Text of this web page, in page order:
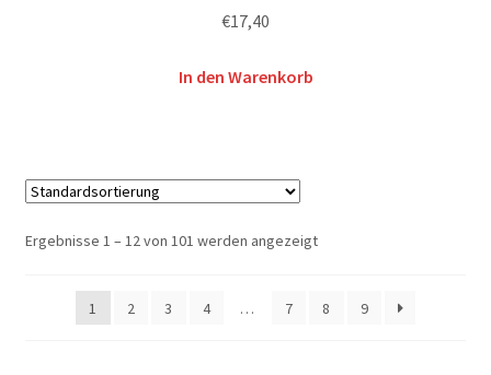
€17,40
In den Warenkorb
Ergebnisse 1 – 12 von 101 werden angezeigt
1 2 3 4 … 7 8 9